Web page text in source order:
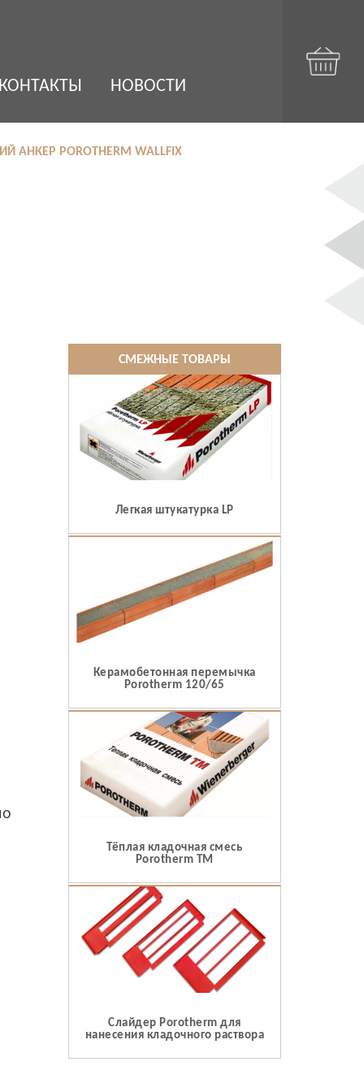
КОНТАКТЫ НОВОСТИ
АНКЕР POROTHERM WALLFIX
СМЕЖНЫЕ ТОВАРЫ
Легкая штукатурка LP
Керамобетонная перемычка
Porotherm 120/65
Тёплая кладочная смесь
Porotherm TM
Слайдер Porotherm для
нанесения кладочного раствора